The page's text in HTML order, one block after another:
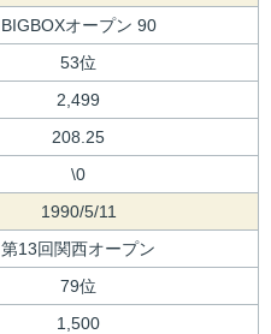
BIGBOXオープン 90
53位
2,499
208.25
\0
1990/5/11
第13回関西オープン
79位
1,500